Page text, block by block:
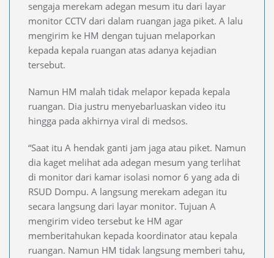
sengaja merekam adegan mesum itu dari layar
monitor CCTV dari dalam ruangan jaga piket. A lalu
mengirim ke HM dengan tujuan melaporkan
kepada kepala ruangan atas adanya kejadian
tersebut.
Namun HM malah tidak melapor kepada kepala
ruangan. Dia justru menyebarluaskan video itu
hingga pada akhirnya viral di medsos.
“Saat itu A hendak ganti jam jaga atau piket. Namun
dia kaget melihat ada adegan mesum yang terlihat
di monitor dari kamar isolasi nomor 6 yang ada di
RSUD Dompu. A langsung merekam adegan itu
secara langsung dari layar monitor. Tujuan A
mengirim video tersebut ke HM agar
memberitahukan kepada koordinator atau kepala
ruangan. Namun HM tidak langsung memberi tahu,